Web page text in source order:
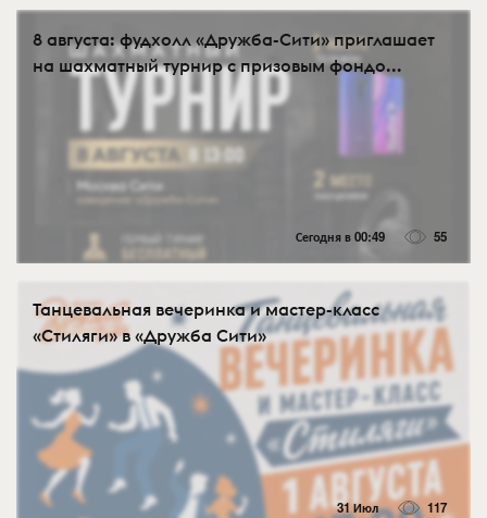
8 августа: фудхолл «Дружба-Сити» приглашает
на шахматный турнир с призовым фондо...
Сегодня в 00:49 55
Танцевальная вечеринка и мастер-класс
«Стиляги» в «Дружба Сити»
31 Июл 117